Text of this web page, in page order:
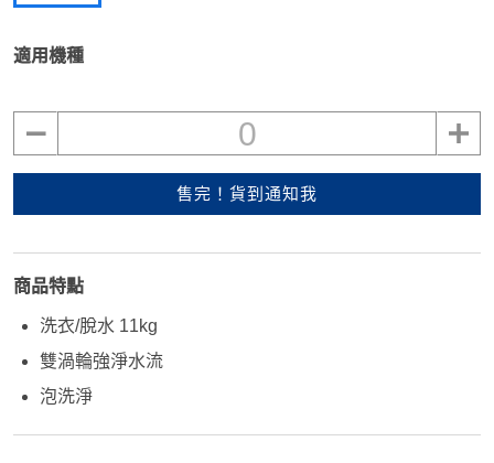
適用機種
0
售完！貨到通知我
商品特點
洗衣/脫水 11kg
雙渦輪強淨水流
泡洗淨